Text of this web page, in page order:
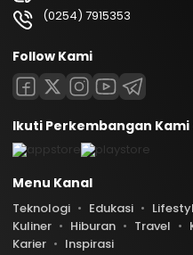
(0254) 7915353
Follow Kami
Ikuti Perkembangan Kami
Menu Kanal
Teknologi Edukasi
Kuliner
Hiburan Travel
Karier
Inspirasi